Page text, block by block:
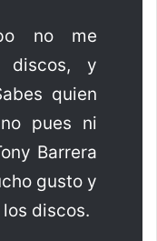
no me
discos, y
quien
pues ni
Barrera
gusto y
discos.